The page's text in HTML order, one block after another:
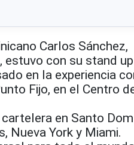
Carlos Sánchez,
estuvo con su stand
en la experiencia
Fijo, en el Centro
en Santo
Nueva York y Miami.